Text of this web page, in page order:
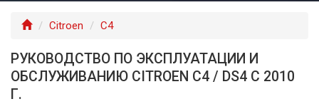
Главная
Citroen C4
РУКОВОДСТВО ПО ЭКСПЛУАТАЦИИ И
ОБСЛУЖИВАНИЮ CITROEN C4 / DS4 С 2010
Г.